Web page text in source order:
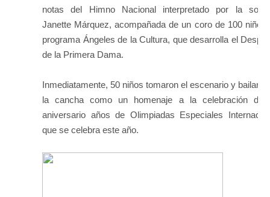
notas del Himno Nacional interpretado por la
Janette Márquez, acompañada de un coro de 100 niños
programa Ángeles de la Cultura, que desarrolla el
de la Primera Dama.
Inmediatamente, 50 niños tomaron el escenario y
la cancha como un homenaje a la celebración del
aniversario años de Olimpiadas Especiales
que se celebra este año.